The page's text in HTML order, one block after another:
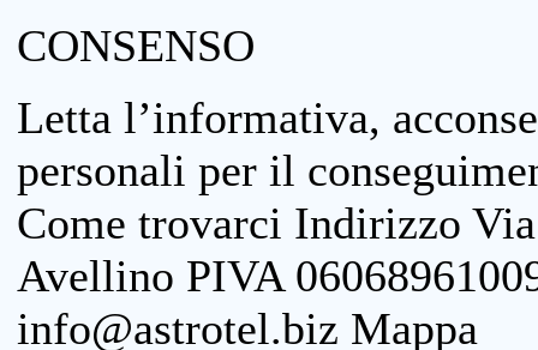
CONSENSO
Letta l’informativa,
personali per il
Come trovarci Indirizzo
Avellino PIVA
info@astrotel.biz Mappa